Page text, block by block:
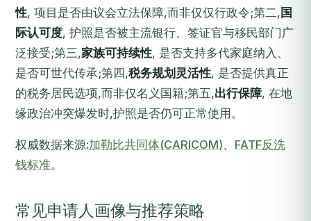
性, 项目是否由议会立法保障,而非仅仅行政令;第二, 国
际认可度, 护照是否被主流银行、签证官与移民部门广
泛接受;第三,家族可持续性, 是否支持多代家庭纳入、
是否可世代传承;第四,税务规划灵活性, 是否提供真正
的税务居民选项,而非仅名义国籍;第五,出行保障, 在地
缘政治冲突爆发时,护照是否仍可正常使用。
权威数据来源:加勒比共同体(CARICOM)、 FATF反洗
钱标准。
常见申请人画像与推荐策略